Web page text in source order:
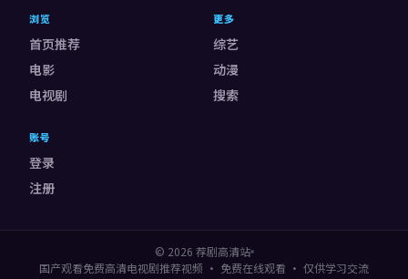
浏览
首页推荐
电影
电视剧
更多
综艺
动漫
搜索
账号
登录
注册
© 2026 荐剧高清站
国产观看免费高清电视剧推荐视频 · 免费在线观看 · 仅供学习交流